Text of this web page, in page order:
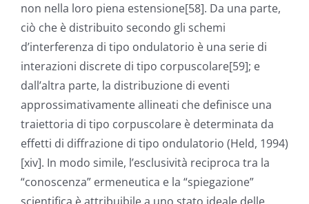
non nella loro piena estensione[58]. Da una parte,
ciò che è distribuito secondo gli schemi
d’interferenza di tipo ondulatorio è una serie di
interazioni discrete di tipo corpuscolare[59]; e
dall’altra parte, la distribuzione di eventi
approssimativamente allineati che definisce una
traiettoria di tipo corpuscolare è determinata da
effetti di diffrazione di tipo ondulatorio (Held, 1994)
[xiv]. In modo simile, l’esclusività reciproca tra la
“conoscenza” ermeneutica e la “spiegazione”